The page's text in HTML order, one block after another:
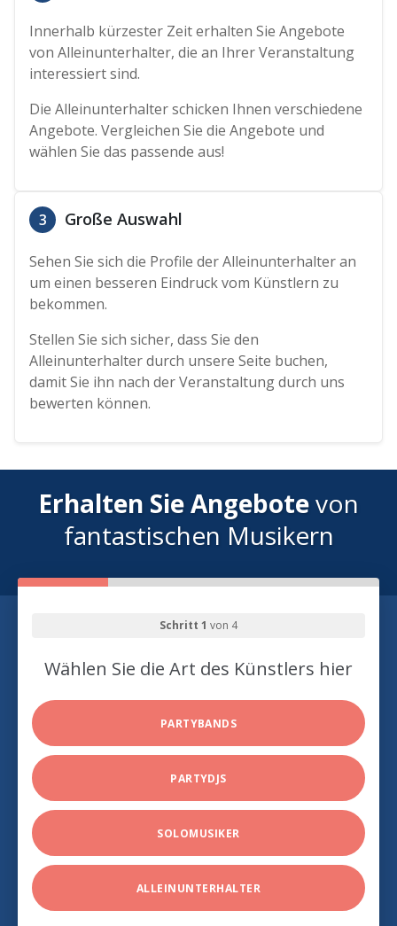
Innerhalb kürzester Zeit erhalten Sie Angebote
von Alleinunterhalter, die an Ihrer Veranstaltung
interessiert sind.
Die Alleinunterhalter schicken Ihnen verschiedene
Angebote. Vergleichen Sie die Angebote und
wählen Sie das passende aus!
3 Große Auswahl
Sehen Sie sich die Profile der Alleinunterhalter an
um einen besseren Eindruck vom Künstlern zu
bekommen.
Stellen Sie sich sicher, dass Sie den
Alleinunterhalter durch unsere Seite buchen,
damit Sie ihn nach der Veranstaltung durch uns
bewerten können.
Erhalten Sie Angebotevon
fantastischen Musikern
Schritt 1 von 4
Wählen Sie die Art des Künstlers hier
PARTYBANDS
PARTYDJS
SOLOMUSIKER
ALLEINUNTERHALTER